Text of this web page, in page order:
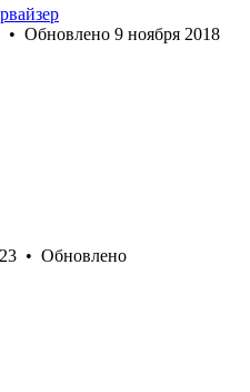
• Обновлено 9 ноября 2018
• Обновлено